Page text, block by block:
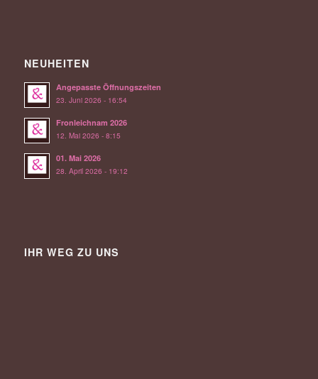
NEUHEITEN
Angepasste Öffnungszeiten
23. Juni 2026 - 16:54
Fronleichnam 2026
12. Mai 2026 - 8:15
01. Mai 2026
28. April 2026 - 19:12
IHR WEG ZU UNS